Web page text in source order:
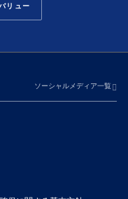
リュー
ソーシャルメディア一覧